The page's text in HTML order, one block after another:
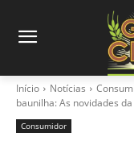
Início Notícias
baunilha: As novidades
Consumidor